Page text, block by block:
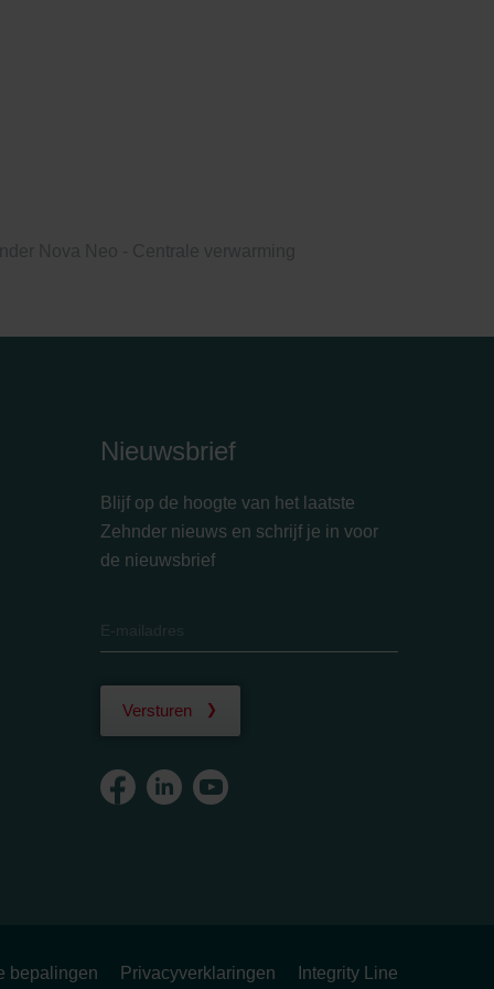
Nieuwsbrief
Blijf op de hoogte van het laatste
Zehnder nieuws en schrijf je in voor
de nieuwsbrief
Versturen
bepalingen Privacyverklaringen Integrity Line